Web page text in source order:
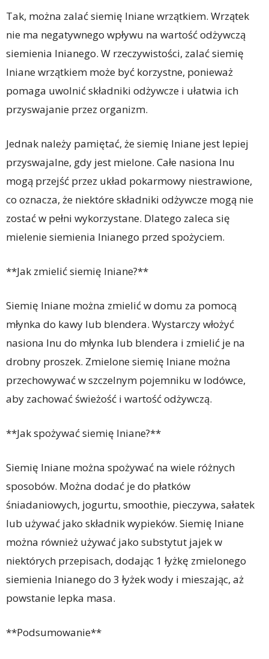
Tak, można zalać siemię lniane wrzątkiem. Wrzątek
nie ma negatywnego wpływu na wartość odżywczą
siemienia lnianego. W rzeczywistości, zalać siemię
lniane wrzątkiem może być korzystne, ponieważ
pomaga uwolnić składniki odżywcze i ułatwia ich
przyswajanie przez organizm.
Jednak należy pamiętać, że siemię lniane jest lepiej
przyswajalne, gdy jest mielone. Całe nasiona lnu
mogą przejść przez układ pokarmowy niestrawione,
co oznacza, że niektóre składniki odżywcze mogą nie
zostać w pełni wykorzystane. Dlatego zaleca się
mielenie siemienia lnianego przed spożyciem.
**Jak zmielić siemię lniane?**
Siemię lniane można zmielić w domu za pomocą
młynka do kawy lub blendera. Wystarczy włożyć
nasiona lnu do młynka lub blendera i zmielić je na
drobny proszek. Zmielone siemię lniane można
przechowywać w szczelnym pojemniku w lodówce,
aby zachować świeżość i wartość odżywczą.
**Jak spożywać siemię lniane?**
Siemię lniane można spożywać na wiele różnych
sposobów. Można dodać je do płatków
śniadaniowych, jogurtu, smoothie, pieczywa, sałatek
lub używać jako składnik wypieków. Siemię lniane
można również używać jako substytut jajek w
niektórych przepisach, dodając 1 łyżkę zmielonego
siemienia lnianego do 3 łyżek wody i mieszając, aż
powstanie lepka masa.
**Podsumowanie**